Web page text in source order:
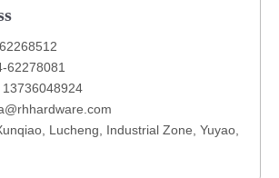
62278081
Lucheng, Industrial Zone, Yuyao,